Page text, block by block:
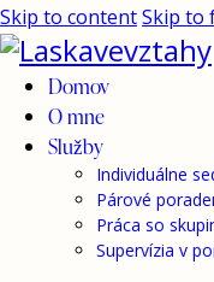
Skip to contentSkip to
Domov
O mne
Služby
Individuálne
Párové
Práca so
Supervízia v